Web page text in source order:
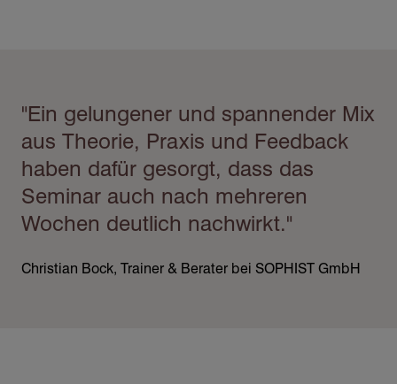
Inhalt"Ein gelungener und spannender Mix
aus Theorie, Praxis und Feedback
haben dafür gesorgt, dass das
Seminar auch nach mehreren
Wochen deutlich nachwirkt."
Christian Bock, Trainer & Berater bei SOPHIST GmbH